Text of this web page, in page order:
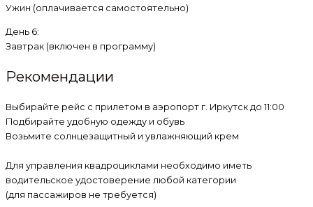
Ужин (оплачивается самостоятельно)
День 6:
Завтрак (включен в программу)
Рекомендации
Выбирайте рейс с прилетом в аэропорт г. Иркутск до 11:00
Подбирайте удобную одежду и обувь
Возьмите солнцезащитный и увлажняющий крем
Для управления квадроциклами необходимо иметь
водительское удостоверение любой категории
(для пассажиров не требуется)